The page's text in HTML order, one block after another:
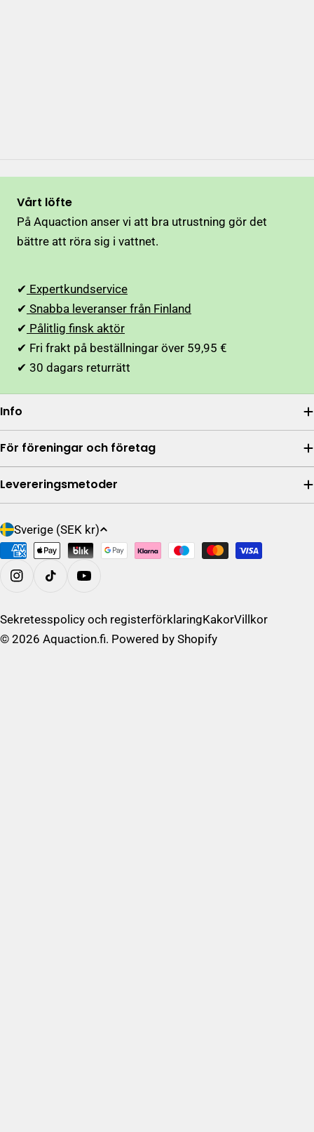
Vårt löfte
På Aquaction anser vi att bra utrustning gör det
bättre att röra sig i vattnet.
✔ Expertkundservice
✔ Snabba leveranser från Finland
✔ Pålitlig finsk aktör
✔ Fri frakt på beställningar över 59,95 €
✔ 30 dagars returrätt
Info
För föreningar och företag
Levereringsmetoder
L
a
n
R
e
Sverige (SEK kr)
Betalningsalternativ
På Instagram
© 2026 Aquaction.fi. Powered by Shopify
Sekretesspolicy och registerförklaringKakorVillkor